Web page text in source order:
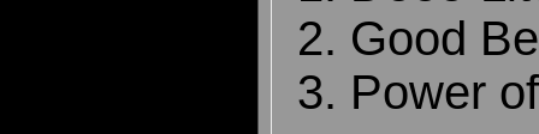
2. Good
3. Power